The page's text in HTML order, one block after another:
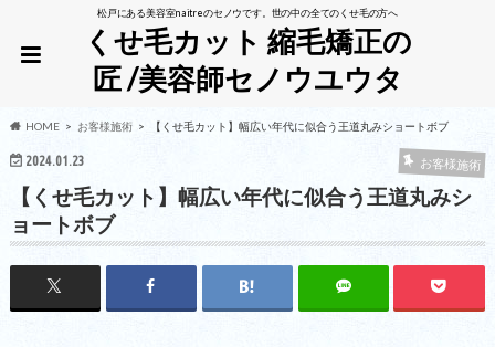
松戸にある美容室naitreのセノウです。世の中の全てのくせ毛の方へ
くせ毛カット 縮毛矯正の
匠 /美容師セノウユウタ
HOME お客様施術 【くせ毛カット】幅広い年代に似合う王道丸みショートボブ
2024.01.23 お客様施術
【くせ毛カット】幅広い年代に似合う王道丸みシ
ョートボブ